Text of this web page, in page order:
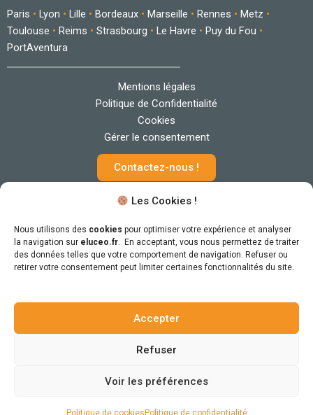
Les Cookies !
Nous utilisons des cookies pour optimiser votre expérience et analyser
la navigation sur eluceo.fr. En acceptant, vous nous permettez de traiter
des données telles que votre comportement de navigation. Refuser ou
retirer votre consentement peut limiter certaines fonctionnalités du site.
Accepter
Refuser
Voir les préférences
Politique de cookies Politique de confidentialité
u
b
k
e
d
Paris • Lyon • Lille • Bordeaux • Marseille • Rennes • Metz •
Toulouse • Reims • Strasbourg • Le Havre • Puy du Fou •
PortAventura
Mentions légales
Politique de Confidentialité
Cookies
Gérer le consentement
Contactez-nous !
Sous le haut patronage
du Ministère du Travail
© Copyright 2026 – Tous droits réservés parGAMEXPO